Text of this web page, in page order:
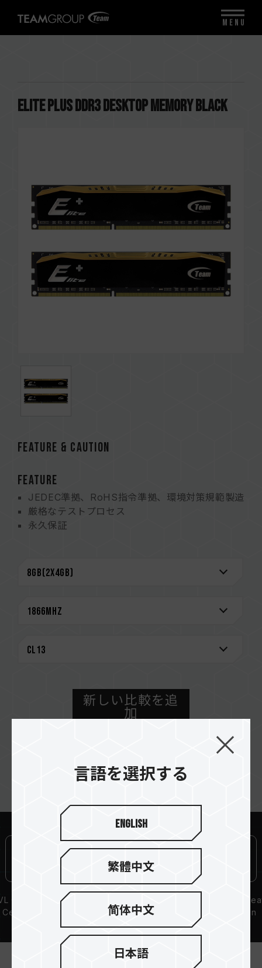
ELITE PLUS DDR3 DESKTOP MEMORY BLACK
FEATURE & CAUTION
FEATURE
JEDEC準拠、RoHS指令準拠、環境対策規範製造
厳格なテストプロセス
永久保証
新しい比較を追
加
Compatibility
Certification
Aluminum
Dissipation
製品紹介
言語を選択する
English
繁體中文
简体中文
日本語
MENU